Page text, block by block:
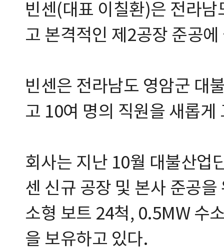
빈센(대표 이칠환)은 전라
고 본격적인 제2공장 준공
빈센은 전라남도 영암군 대
고 10여 명의 직원을 새롭게
회사는 지난 10월 대불산업
센 신규 공장 및 본사 준공
소형 보트 24척, 0.5MW 수
을 보유하고 있다.